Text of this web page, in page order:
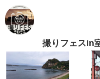
撮りフェスin